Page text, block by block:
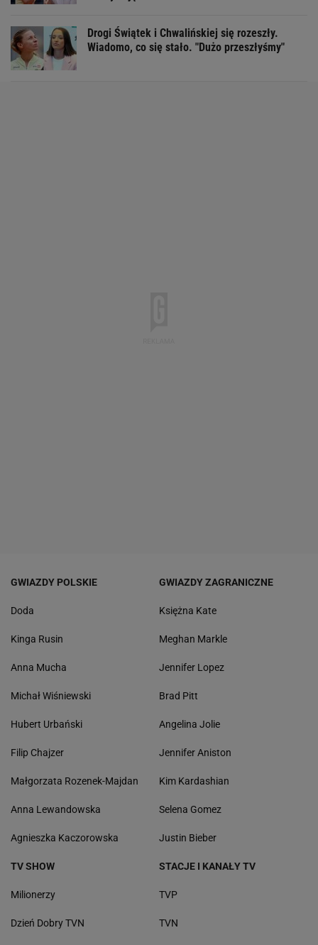
Drogi Świątek i Chwalińskiej się rozeszły.
Wiadomo, co się stało. "Dużo przeszłyśmy"
GWIAZDY POLSKIE
Doda
Kinga Rusin
Anna Mucha
Michał Wiśniewski
Hubert Urbański
Filip Chajzer
Małgorzata Rozenek-Majdan
Anna Lewandowska
Agnieszka Kaczorowska
GWIAZDY ZAGRANICZNE
Księżna Kate
Meghan Markle
Jennifer Lopez
Brad Pitt
Angelina Jolie
Jennifer Aniston
Kim Kardashian
Selena Gomez
Justin Bieber
TV SHOW
Milionerzy
Dzień Dobry TVN
STACJE I KANAŁY TV
TVP
TVN